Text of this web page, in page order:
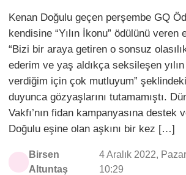
Kenan Doğulu geçen perşembe GQ
kendisine “Yılın İkonu” ödülünü veren
“Bizi bir araya getiren o sonsuz
ederim ve yaş aldıkça seksileşen
verdiğim için çok mutluyum”
duyunca gözyaşlarını tutamamıştı.
Vakfı’nın fidan kampanyasına destek
Doğulu eşine olan aşkını bir kez […]
Birsen
Altuntaş
4 Aralık 2022,
10:29